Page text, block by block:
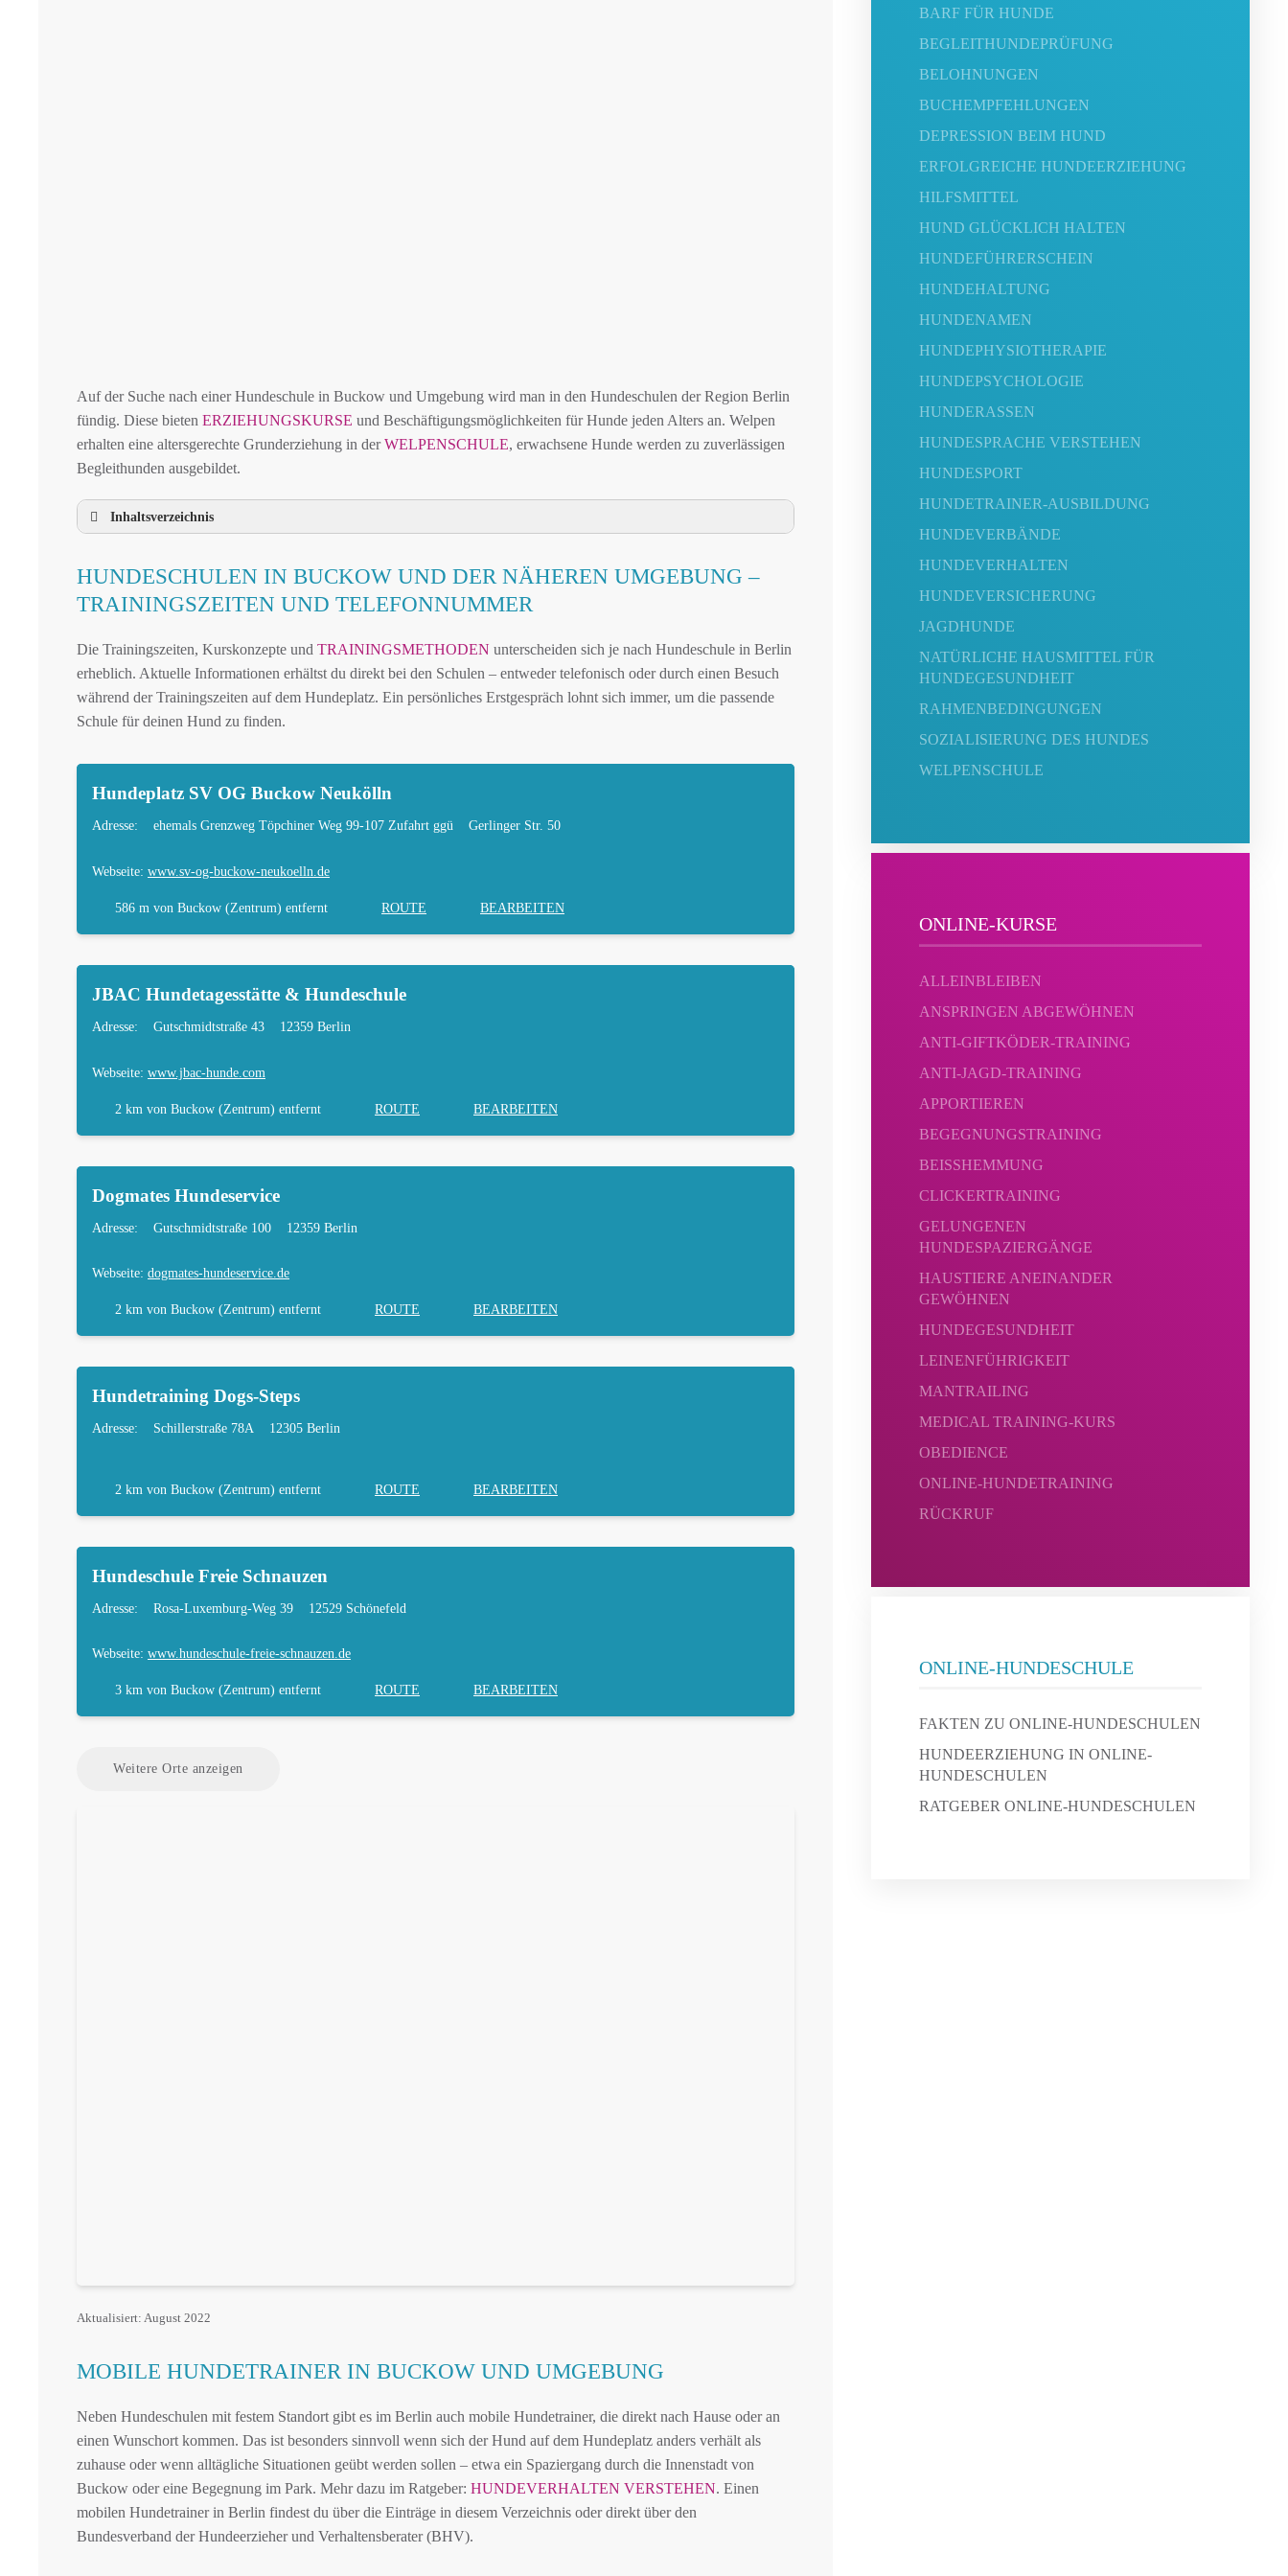
Auf der Suche nach einer Hundeschule in Buckow und Umgebung wird man in den Hundeschulen der Region Berlin
fündig. Diese bieten ERZIEHUNGSKURSE und Beschäftigungsmöglichkeiten für Hunde jeden Alters an. Welpen
erhalten eine altersgerechte Grunderziehung in derWELPENSCHULE, erwachsene Hunde werden zu zuverlässigen
Begleithunden ausgebildet.
Inhaltsverzeichnis
HUNDESCHULEN IN BUCKOW UND DER NÄHEREN UMGEBUNG
MOBILE HUNDETRAINER IN BUCKOW UND UMGEBUNG
LEINENPFLICHT UND HUNDEGESETZE IN BUCKOW
HUNDEFREUNDLICHE ORTE UND FREILAUFFLÄCHEN IN BUCKOW
HUNDEFÜHRERSCHEIN FÜR DIE REGION BERLIN – ONLINE-TEST
HÄUFIGE FRAGEN ZUR HUNDESCHULE IN BUCKOW
TIERARZT UND NOTFALLTIERARZT IN BUCKOW
HUNDESCHULEN IN BUCKOW UND DER NÄHEREN UMGEBUNG –
TRAININGSZEITEN UND TELEFONNUMMER
Die Trainingszeiten, Kurskonzepte und TRAININGSMETHODEN unterscheiden sich je nach Hundeschule in Berlin
erheblich. Aktuelle Informationen erhältst du direkt bei den Schulen – entweder telefonisch oder durch einen Besuch
während der Trainingszeiten auf dem Hundeplatz. Ein persönliches Erstgespräch lohnt sich immer, um die passende
Schule für deinen Hund zu finden.
Hundeplatz SV OG Buckow Neukölln
Adresse: ehemals Grenzweg Töpchiner Weg 99-107 Zufahrt ggü Gerlinger Str. 50
Webseite: www.sv-og-buckow-neukoelln.de
586 m von Buckow (Zentrum) entfernt ROUTE BEARBEITEN
JBAC Hundetagesstätte & Hundeschule
Adresse: Gutschmidtstraße 43 12359 Berlin
Webseite: www.jbac-hunde.com
2 km von Buckow (Zentrum) entfernt ROUTE BEARBEITEN
Dogmates Hundeservice
Adresse: Gutschmidtstraße 100 12359 Berlin
Webseite: dogmates-hundeservice.de
2 km von Buckow (Zentrum) entfernt ROUTE BEARBEITEN
Hundetraining Dogs-Steps
Adresse: Schillerstraße 78A 12305 Berlin
2 km von Buckow (Zentrum) entfernt ROUTE BEARBEITEN
Hundeschule Freie Schnauzen
Adresse: Rosa-Luxemburg-Weg 39 12529 Schönefeld
Webseite: www.hundeschule-freie-schnauzen.de
3 km von Buckow (Zentrum) entfernt ROUTE BEARBEITEN
Weitere Orte anzeigen
Aktualisiert: August 2022
MOBILE HUNDETRAINER IN BUCKOW UND UMGEBUNG
Neben Hundeschulen mit festem Standort gibt es im Berlin auch mobile Hundetrainer, die direkt nach Hause oder an
einen Wunschort kommen. Das ist besonders sinnvoll wenn sich der Hund auf dem Hundeplatz anders verhält als
zuhause oder wenn alltägliche Situationen geübt werden sollen – etwa ein Spaziergang durch die Innenstadt von
Buckow oder eine Begegnung im Park. Mehr dazu im Ratgeber: HUNDEVERHALTEN VERSTEHEN. Einen
mobilen Hundetrainer in Berlin findest du über die Einträge in diesem Verzeichnis oder direkt über den
Bundesverband der Hundeerzieher und Verhaltensberater (BHV).
BARF FÜR HUNDE
BEGLEITHUNDEPRÜFUNG
BELOHNUNGEN
BUCHEMPFEHLUNGEN
DEPRESSION BEIM HUND
ERFOLGREICHE HUNDEERZIEHUNG
HILFSMITTEL
HUND GLÜCKLICH HALTEN
HUNDEFÜHRERSCHEIN
HUNDEHALTUNG
HUNDENAMEN
HUNDEPHYSIOTHERAPIE
HUNDEPSYCHOLOGIE
HUNDERASSEN
HUNDESPRACHE VERSTEHEN
HUNDESPORT
HUNDETRAINER-AUSBILDUNG
HUNDEVERBÄNDE
HUNDEVERHALTEN
HUNDEVERSICHERUNG
JAGDHUNDE
NATÜRLICHE HAUSMITTEL FÜR
HUNDEGESUNDHEIT
RAHMENBEDINGUNGEN
SOZIALISIERUNG DES HUNDES
WELPENSCHULE
ONLINE-KURSE
ALLEINBLEIBEN
ANSPRINGEN ABGEWÖHNEN
ANTI-GIFTKÖDER-TRAINING
ANTI-JAGD-TRAINING
APPORTIEREN
BEGEGNUNGSTRAINING
BEISSHEMMUNG
CLICKERTRAINING
GELUNGENEN
HUNDESPAZIERGÄNGE
HAUSTIERE ANEINANDER
GEWÖHNEN
HUNDEGESUNDHEIT
LEINENFÜHRIGKEIT
MANTRAILING
MEDICAL TRAINING-KURS
OBEDIENCE
ONLINE-HUNDETRAINING
RÜCKRUF
ONLINE-HUNDESCHULE
FAKTEN ZU ONLINE-HUNDESCHULEN
HUNDEERZIEHUNG IN ONLINE-
HUNDESCHULEN
RATGEBER ONLINE-HUNDESCHULEN